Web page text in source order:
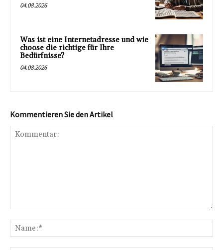
04.08.2026
Was ist eine Internetadresse und wie
choose die richtige für Ihre
Bedürfnisse?
04.08.2026
Kommentieren Sie den Artikel